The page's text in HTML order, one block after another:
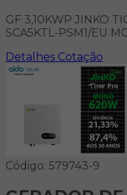
GF 3,10KWP JINKO
SCA5KTL-PSM1/EU
Detalhes Cotação
Código: 579743-9